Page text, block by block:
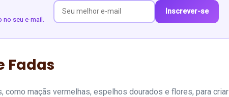
seu e-mail.
Inscrever-se
Fadas
maçãs vermelhas, espelhos dourados e flores, para criar